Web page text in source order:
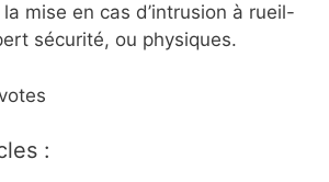
mise en cas d’intrusion à rueil-
sécurité, ou physiques.
: